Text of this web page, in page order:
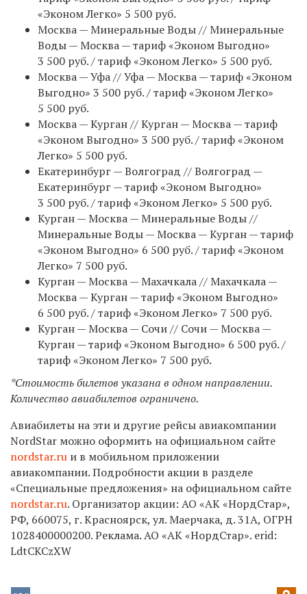
«Эконом Легко» 5 500 руб.
Москва — Минеральные Воды // Минеральные
Воды — Москва — тариф «Эконом Выгодно»
3 500 руб. / тариф «Эконом Легко» 5 500 руб.
Москва — Уфа // Уфа — Москва — тариф «Эконом
Выгодно» 3 500 руб. / тариф «Эконом Легко»
5 500 руб.
Москва — Курган // Курган — Москва — тариф
«Эконом Выгодно» 3 500 руб. / тариф «Эконом
Легко» 5 500 руб.
Екатеринбург — Волгоград // Волгоград —
Екатеринбург — тариф «Эконом Выгодно»
3 500 руб. / тариф «Эконом Легко» 5 500 руб.
Курган — Москва — Минеральные Воды //
Минеральные Воды — Москва — Курган — тариф
«Эконом Выгодно» 6 500 руб. / тариф «Эконом
Легко» 7 500 руб.
Курган — Москва — Махачкала // Махачкала —
Москва — Курган — тариф «Эконом Выгодно»
6 500 руб. / тариф «Эконом Легко» 7 500 руб.
Курган — Москва — Сочи // Сочи — Москва —
Курган — тариф «Эконом Выгодно» 6 500 руб. /
тариф «Эконом Легко» 7 500 руб.
*Стоимость билетов указана в одном направлении.
Количество авиабилетов ограничено.
Авиабилеты на эти и другие рейсы авиакомпании
NordStar можно оформить на официальном сайте
nordstar.ru и в мобильном приложении
авиакомпании. Подробности акции в разделе
«Специальные предложения» на официальном сайте
nordstar.ru. Организатор акции: АО «АК «НордСтар»,
РФ, 660075, г. Красноярск, ул. Маерчака, д. 31А, ОГРН
1028400000200. Реклама. АО «АК «НордСтар». erid:
LdtCKCzXW